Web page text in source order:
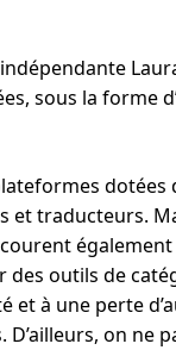
sous la forme
dotées
traducteurs.
outils de
et à une perte
on ne